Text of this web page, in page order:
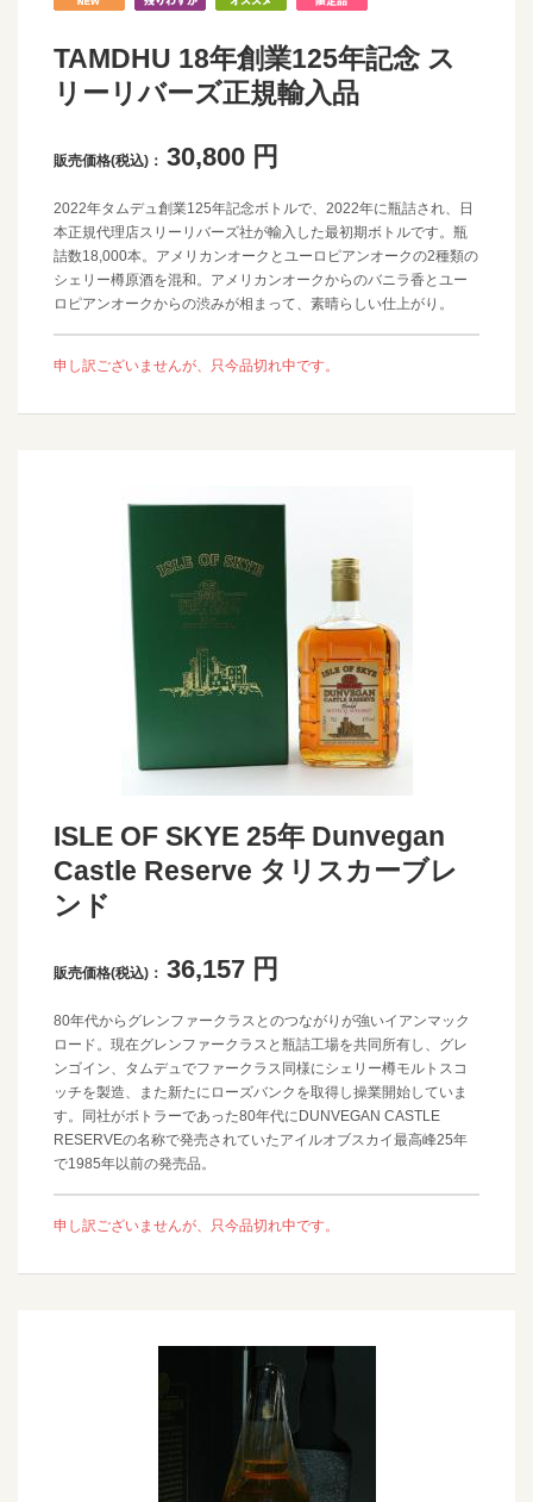
TAMDHU 18年創業125年記念 ス
リーリバーズ正規輸入品
販売価格(税込)： 30,800 円
2022年タムデュ創業125年記念ボトルで、2022年に瓶詰され、日
本正規代理店スリーリバーズ社が輸入した最初期ボトルです。瓶
詰数18,000本。アメリカンオークとユーロピアンオークの2種類の
シェリー樽原酒を混和。アメリカンオークからのバニラ香とユー
ロピアンオークからの渋みが相まって、素晴らしい仕上がり。
申し訳ございませんが、只今品切れ中です。
ISLE OF SKYE 25年 Dunvegan
Castle Reserve タリスカーブレ
ンド
販売価格(税込)： 36,157 円
80年代からグレンファークラスとのつながりが強いイアンマック
ロード。現在グレンファークラスと瓶詰工場を共同所有し、グレ
ンゴイン、タムデュでファークラス同様にシェリー樽モルトスコ
ッチを製造、また新たにローズバンクを取得し操業開始していま
す。同社がボトラーであった80年代にDUNVEGAN CASTLE
RESERVEの名称で発売されていたアイルオブスカイ最高峰25年
で1985年以前の発売品。
申し訳ございませんが、只今品切れ中です。